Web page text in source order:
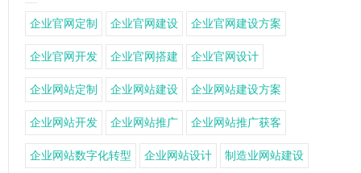
企业官网定制 企业官网建设 企业官网建设方案
企业官网开发 企业官网搭建 企业官网设计
企业网站定制 企业网站建设 企业网站建设方案
企业网站开发 企业网站推广 企业网站推广获客
企业网站数字化转型 企业网站设计 制造业网站建设